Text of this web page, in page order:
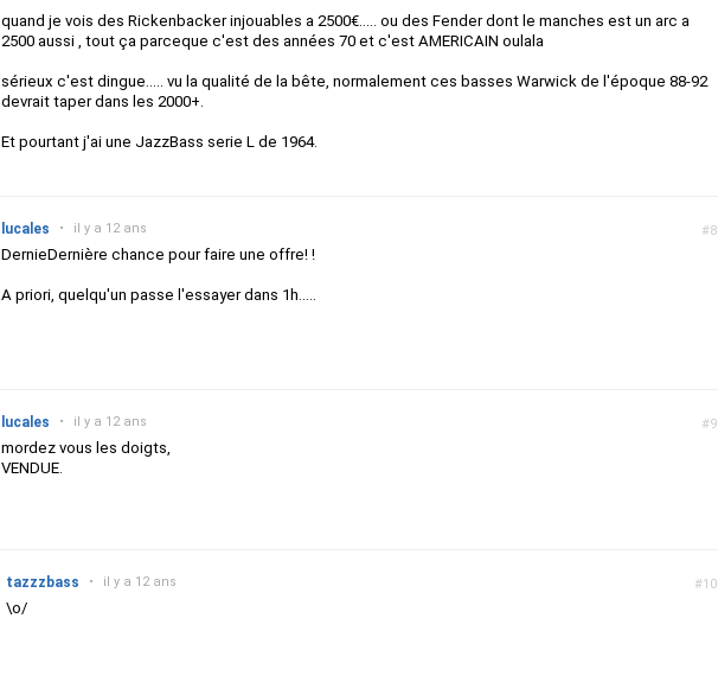
quand je vois des Rickenbacker injouables a 2500€..... ou des Fender dont le manches est un arc a
2500 aussi , tout ça parceque c'est des années 70 et c'est AMERICAIN oulala
sérieux c'est dingue..... vu la qualité de la bête, normalement ces basses Warwick de l'époque 88-92
devrait taper dans les 2000+.
Et pourtant j'ai une JazzBass serie L de 1964.
#8
lucales • il y a 12 ans
DernieDernière chance pour faire une offre! !
A priori, quelqu'un passe l'essayer dans 1h.....
#9
lucales • il y a 12 ans
mordez vous les doigts,
VENDUE.
#10
tazzzbass • il y a 12 ans
\o/